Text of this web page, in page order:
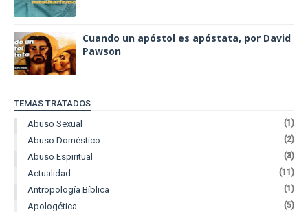
Cuando un apóstol es apóstata, por David
Pawson
TEMAS TRATADOS
Abuso Sexual
(1)
Abuso Doméstico (2)
Abuso Espiritual (3)
Actualidad (11)
Antropología Bíblica (1)
Apologética (5)